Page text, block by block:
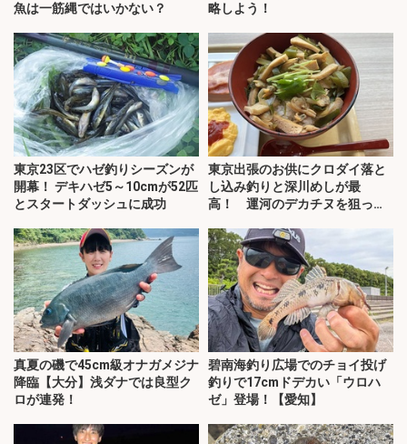
魚は一筋縄ではいかない？
略しよう！
東京23区でハゼ釣りシーズンが
開幕！ デキハゼ5～10cmが52匹
とスタートダッシュに成功
東京出張のお供にクロダイ落と
し込み釣りと深川めしが最
高！ 運河のデカチヌを狙って
真夏の磯で45cm級オナガメジナ
降臨【大分】浅ダナでは良型ク
ロが連発！
碧南海釣り広場でのチョイ投げ
釣りで17cmドデカい「ウロハ
ゼ」登場！【愛知】